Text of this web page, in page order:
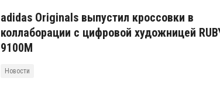
adidas Originals выпустил кроссовки в
коллаборации с цифровой художницей
9100M
Новости